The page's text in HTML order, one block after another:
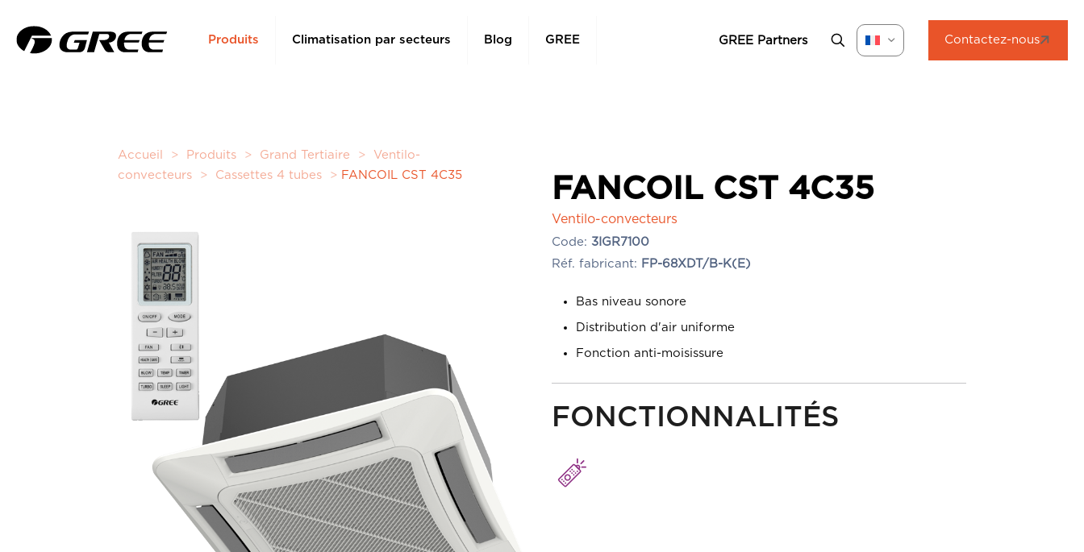
Produits Climatisation par secteurs Blog GREE GREE Partners Contactez-nous
Accueil > Produits > Grand Tertiaire >
Ventilo-
convecteurs
> Cassettes 4 tubes > FANCOIL CST 4C35 FANCOIL CST 4C35
Ventilo-convecteurs
Code: 3IGR7100
Réf. fabricant: FP-68XDT/B-K(E)
Bas niveau sonore
Distribution d'air uniforme
Fonction anti-moisissure
FONCTIONNALITÉS